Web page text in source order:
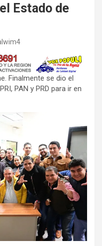
Estado de
Finalmente se dio el
PAN y PRD para ir en